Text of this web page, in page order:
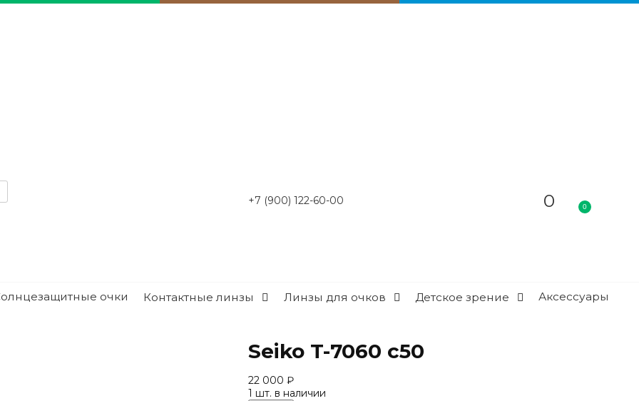
+7 (900) 122-60-00 0 0
очки Контактные линзы Линзы для очков Детское зрение Аксессуары
Seiko T-7060 c50
22 000₽
1 шт. в наличии